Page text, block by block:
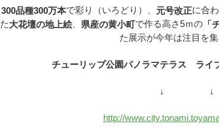
300品種300万本で彩り（いろどり）、 元号改正に合
た大花壇の地上絵、 県産の黄小町で作る高さ5ｍの「
た展示が今年は注目を
チューリップ公園パノラマテラス ラ
↓ ↓
http://